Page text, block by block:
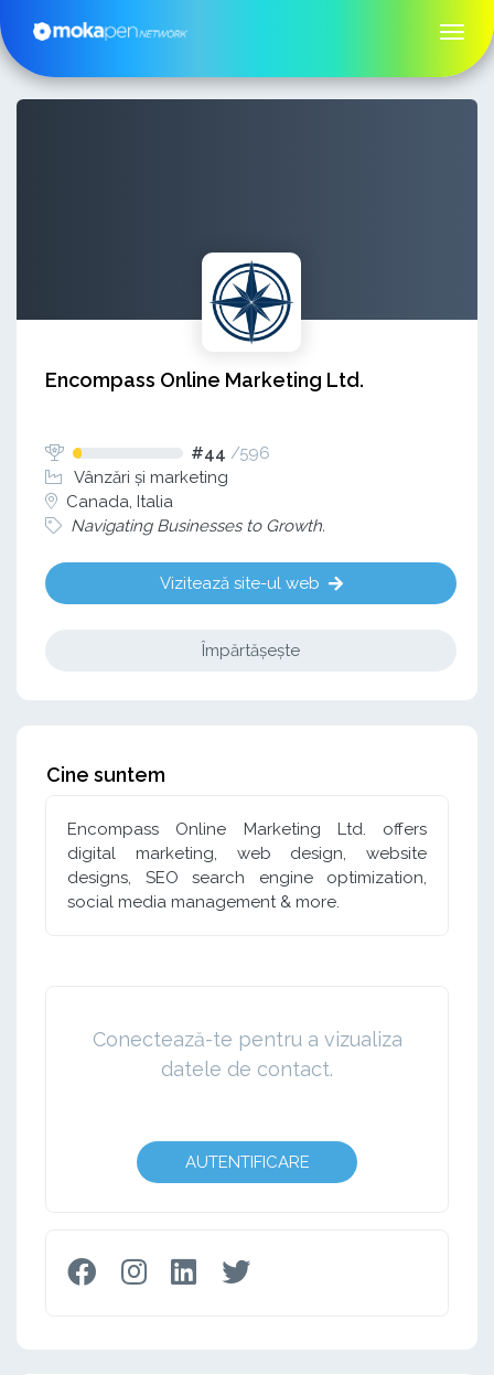
Encompass Online Marketing Ltd.
#44 /596
Vânzări și marketing
Canada, Italia
Navigating Businesses to Growth.
Vizitează site-ul web
Împărtășește
Cine suntem
Encompass Online Marketing Ltd. offers
digital marketing, web design, website
designs, SEO search engine optimization,
social media management & more.
Conectează-te pentru a vizualiza
datele de contact.
AUTENTIFICARE